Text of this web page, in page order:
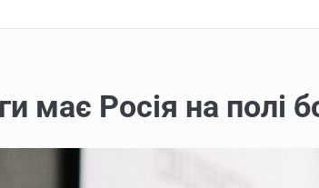
має Росія на полі